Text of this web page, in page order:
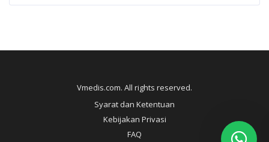
Vmedis.com. All rights reserved.
Syarat dan Ketentuan
Kebijakan Privasi
FAQ